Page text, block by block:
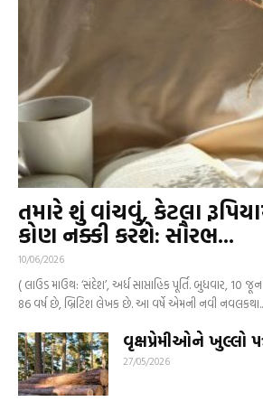
તમારે શું વાંચવું, કેટલા
કોણ નક્કી કરશે: સૌરભ...
10/06/2026
( લાઉડ માઉથ: ‘સંદેશ’, અર્ધ સાપ્તાહિક પૂર્તિ. બુધવાર, 10
86 વર્ષ છે, બ્રિટિશ લેખક છે. આ વર્ષે એમની નવી
વૃક્ષપ્રેમીઓને ખુલ્લો
27/05/2026